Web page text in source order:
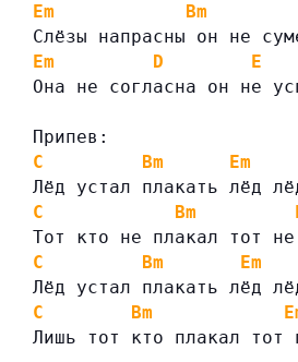
Em
Bm
Слёзы напрасны он не
Em
D
E
Она не согласна он не
Припев:
C
Bm Em
Лёд устал плакать лёд
C
Bm
Тот кто не плакал тот
C
Bm Em
Лёд устал плакать лёд
C
Bm
Лишь тот кто плакал тот